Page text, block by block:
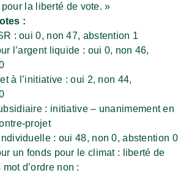
la liberté de vote. »
:
: oui 0, non 47, abstention 1
l’argent liquide : oui 0, non 46,
à l’initiative : oui 2, non 44,
: initiative – unanimement en
projet
: oui 48, non 0, abstention 0
un fonds pour le climat : liberté de
d’ordre non :